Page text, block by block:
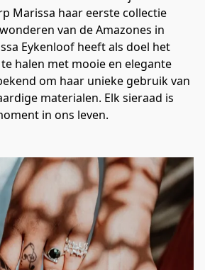
Marissa haar eerste collectie
van de Amazones in
Eykenloof heeft als doel het
halen met mooie en elegante
om haar unieke gebruik van
materialen. Elk sieraad is